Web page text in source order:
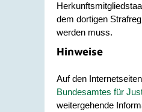
dem dortigen
werden muss.
Hinweise
Auf den
Bundesamtes für
weitergehende